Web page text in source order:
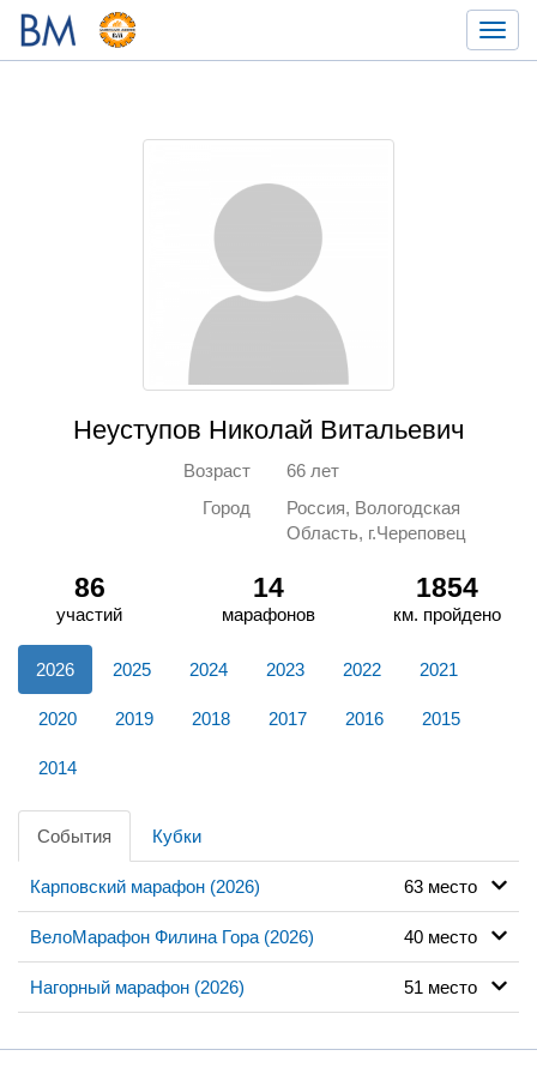
Неуступов Николай Витальевич
Возраст
66 лет
Город
Россия, Вологодская
Область, г.Череповец
86
участий
14
марафонов
1854
км. пройдено
2026 2025 2024 2023 2022 2021
2020 2019 2018 2017 2016 2015
2014
События Кубки
Карповский марафон (2026) 63 место
ВелоМарафон Филина Гора (2026) 40 место
Нагорный марафон (2026) 51 место